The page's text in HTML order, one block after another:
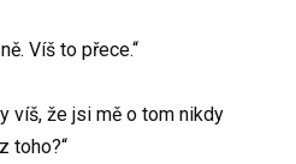
Víš to přece.“
víš, že jsi mě o tom nikdy
toho?“